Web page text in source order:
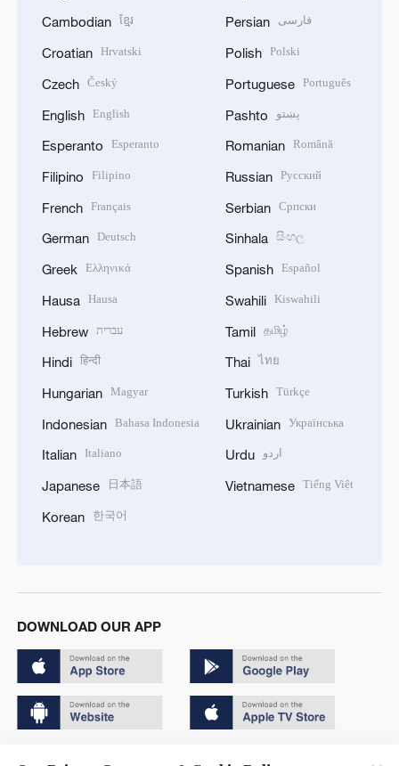
Cambodian ខ្មែរ
Croatian Hrvatski
Czech Český
English English
Esperanto Esperanto
Filipino Filipino
French Français
German Deutsch
Greek Ελληνικά
Hausa Hausa
Hebrew עברית
Hindi हिन्दी
Hungarian Magyar
Indonesian Bahasa Indonesia
Italian Italiano
Japanese 日本語
Korean 한국어
Persian فارسی
Polish Polski
Portuguese Português
Pashto پښتو
Romanian Română
Russian Русский
Serbian Српски
Sinhala සිංහල
Spanish Español
Swahili Kiswahili
Tamil தமிழ்
Thai ไทย
Turkish Türkçe
Ukrainian Українська
Urdu اردو
Vietnamese Tiếng Việt
DOWNLOAD OUR APP